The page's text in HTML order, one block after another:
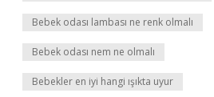
Bebek odası lambası ne renk olmalı
Bebek odası nem ne olmalı
Bebekler en iyi hangi ışıkta uyur